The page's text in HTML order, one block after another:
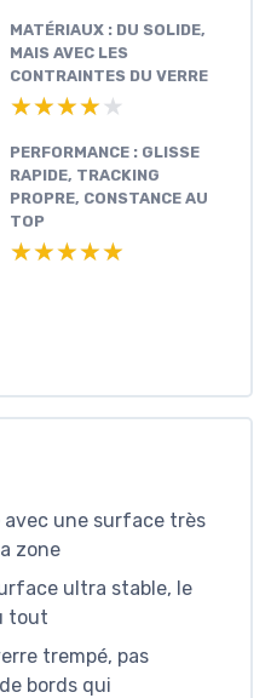
MATÉRIAUX : DU SOLIDE,
MAIS AVEC LES
CONTRAINTES DU VERRE
★★★★★
★★★★★
PERFORMANCE : GLISSE
RAPIDE, TRACKING
PROPRE, CONSTANCE AU
TOP
★★★★★
★★★★★
avec une surface très
zone
ultra stable, le
tout
trempé, pas
bords qui